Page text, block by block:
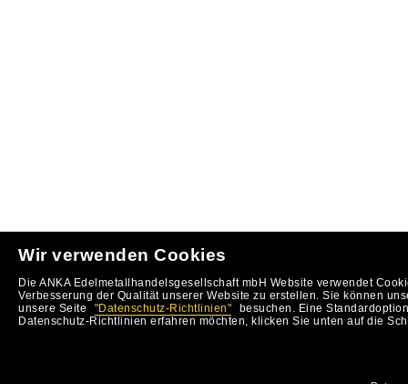
Wir verwenden Cookies
Die ANKA Edelmetallhandelsgesellschaft mbH Website verwendet
Verbesserung der Qualität unserer Website zu erstellen. Sie können
unsere Seite
"Datenschutz-Richtlinien"
besuchen. Eine
Datenschutz-Richtlinien erfahren möchten, klicken Sie unten auf die